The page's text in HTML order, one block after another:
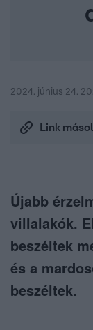
2024. június 24.
Link
Újabb
villalakók.
beszéltek
és a
beszéltek.